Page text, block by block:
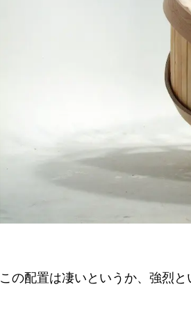
この配置は凄いというか、強烈